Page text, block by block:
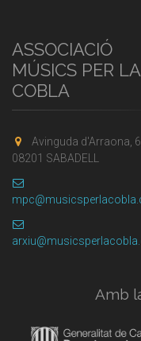
ASSOCIACIÓ
MÚSICS PER LA
COBLA
Avinguda d'Arraona, 6,
08201 SABADELL
Amb